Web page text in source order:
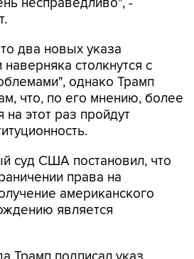
два новых указа
столкнутся с
однако Трамп
что, по его мнению, более
на этот раз пройдут
суд США постановил, что
права на
американского
является